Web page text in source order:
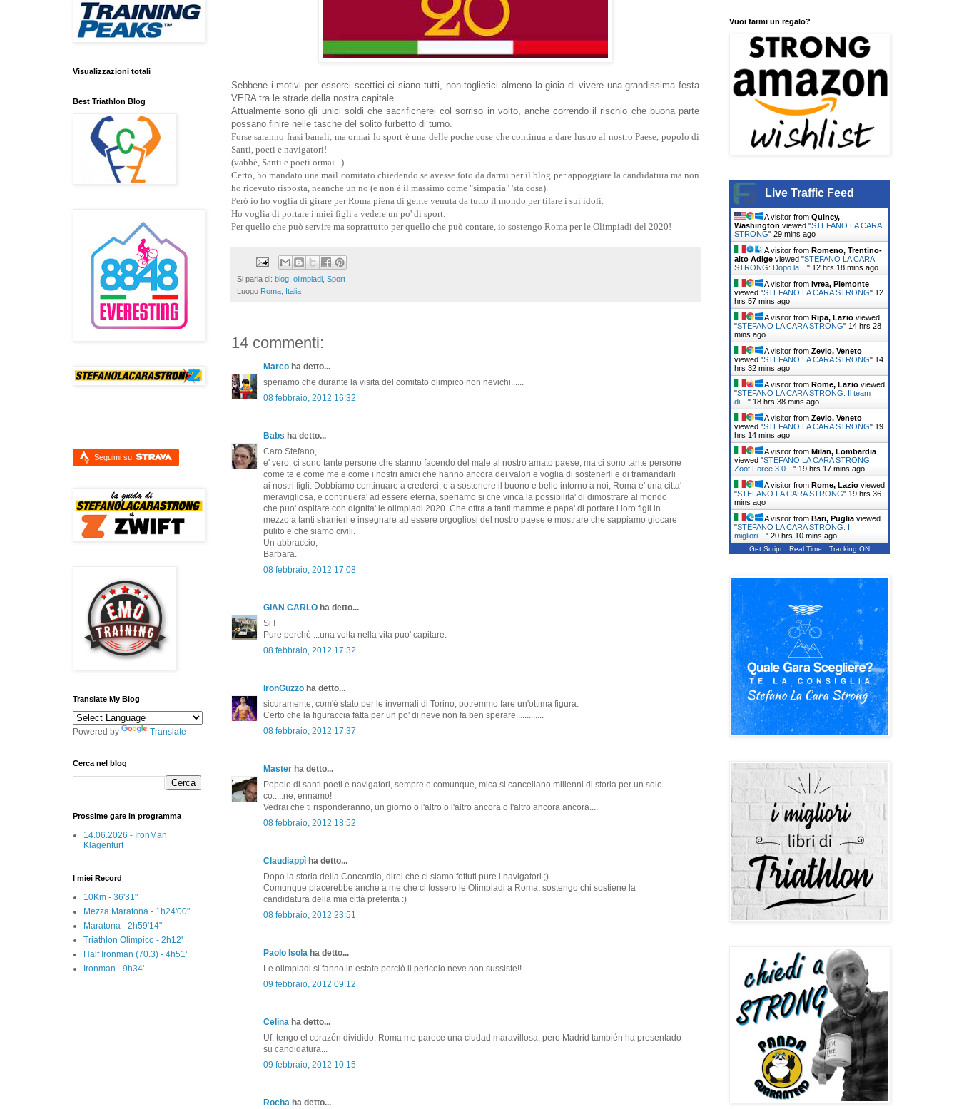
Sebbene i motivi per esserci scettici ci siano tutti, non toglietici almeno la gioia di vivere una grandissima festa
VERA tra le strade della nostra capitale.
Attualmente sono gli unici soldi che sacrificherei col sorriso in volto, anche correndo il rischio che buona parte
possano finire nelle tasche del solito furbetto di turno.
Forse saranno frasi banali, ma ormai lo sport è una delle poche cose che continua a dare lustro al nostro Paese, popolo di
Santi, poeti e navigatori!
(vabbè, Santi e poeti ormai...)
Certo, ho mandato una mail comitato chiedendo se avesse foto da darmi per il blog per appoggiare la candidatura ma non
ho ricevuto risposta, neanche un no (e non è il massimo come "simpatia" 'sta cosa).
Però io ho voglia di girare per Roma piena di gente venuta da tutto il mondo per tifare i sui idoli.
Ho voglia di portare i miei figli a vedere un po' di sport.
Per quello che può servire ma soprattutto per quello che può contare, io sostengo Roma per le Olimpiadi del 2020!
Si parla di: blog olimpiadi Sport
Luogo Roma, Italia
14 commenti:
Marco ha detto...
speriamo che durante la visita del comitato olimpico non nevichi......
08 febbraio, 2012 16:32
Babs ha detto...
Caro Stefano,
e' vero, ci sono tante persone che stanno facendo del male al nostro amato paese, ma ci sono tante persone
come te e come me e come i nostri amici che hanno ancora dei valori e voglia di sostenerli e di tramandarli
ai nostri figli. Dobbiamo continuare a crederci, e a sostenere il buono e bello intorno a noi, Roma e' una citta'
meravigliosa, e continuera' ad essere eterna, speriamo si che vinca la possibilita' di dimostrare al mondo
che puo' ospitare con dignita' le olimpiadi 2020. Che offra a tanti mamme e papa' di portare i loro figli in
mezzo a tanti stranieri e insegnare ad essere orgogliosi del nostro paese e mostrare che sappiamo giocare
pulito e che siamo civili.
Un abbraccio,
Barbara.
08 febbraio, 2012 17:08
GIAN CARLO ha detto...
Si !
Pure perchè ...una volta nella vita puo' capitare.
08 febbraio, 2012 17:32
IronGuzzo ha detto...
sicuramente, com'è stato per le invernali di Torino, potremmo fare un'ottima figura.
Certo che la figuraccia fatta per un po' di neve non fa ben sperare.............
08 febbraio, 2012 17:37
Master ha detto...
Popolo di santi poeti e navigatori, sempre e comunque, mica si cancellano millenni di storia per un solo
co.....ne, ennamo!
Vedrai che ti risponderanno, un giorno o l'altro o l'altro ancora o l'altro ancora ancora....
08 febbraio, 2012 18:52
Claudiappì ha detto...
Dopo la storia della Concordia, direi che ci siamo fottuti pure i navigatori ;)
Comunque piacerebbe anche a me che ci fossero le Olimpiadi a Roma, sostengo chi sostiene la
candidatura della mia città preferita :)
08 febbraio, 2012 23:51
Paolo Isola ha detto...
Le olimpiadi si fanno in estate perciò il pericolo neve non sussiste!!
09 febbraio, 2012 09:12
Celina ha detto...
Uf, tengo el corazón dividido. Roma me parece una ciudad maravillosa, pero Madrid también ha presentado
su candidatura...
09 febbraio, 2012 10:15
Rocha ha detto...
Visualizzazioni totali
Best Triathlon Blog
Seguimi su
Translate My Blog
Powered by Translate
Cerca nel blog
Prossime gare in programma
14.06.2026 - IronMan
Klagenfurt
I miei Record
10Km - 36'31"
Mezza Maratona - 1h24'00"
Maratona - 2h59'14"
Triathlon Olimpico - 2h12'
Half Ironman (70.3) - 4h51'
Ironman - 9h34'
Vuoi farmi un regalo?
Live Traffic Feed
A visitor from Quincy,
Washington viewed "STEFANO LA CARA
STRONG" 29 mins ago
A visitor from Romeno, Trentino-
alto Adige viewed "STEFANO LA CARA
STRONG: Dopo la… " 12 hrs 18 mins ago
A visitor from Ivrea, Piemonte
viewed "STEFANO LA CARA STRONG" 12
hrs 57 mins ago
A visitor from Ripa, Lazio viewed
"STEFANO LA CARA STRONG" 14 hrs 28
mins ago
A visitor from Zevio, Veneto
viewed "STEFANO LA CARA STRONG" 14
hrs 32 mins ago
A visitor from Rome, Lazio viewed
"STEFANO LA CARA STRONG: Il team
di… " 18 hrs 39 mins ago
A visitor from Zevio, Veneto
viewed "STEFANO LA CARA STRONG" 19
hrs 14 mins ago
A visitor from Milan, Lombardia
viewed "STEFANO LA CARA STRONG:
Zoot Force 3.0… " 19 hrs 18 mins ago
A visitor from Rome, Lazio viewed
"STEFANO LA CARA STRONG" 19 hrs 36
mins ago
A visitor from Bari, Puglia viewed
"STEFANO LA CARA STRONG: I
migliori… " 20 hrs 10 mins ago
Get Script Real Time Tracking ON